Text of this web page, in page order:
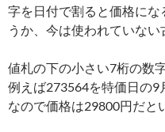
字を日付で割ると価格に
うか、今は使われていない
値札の下の小さい7桁の数
例えば273564を特価日の9
なので価格は29800円だと